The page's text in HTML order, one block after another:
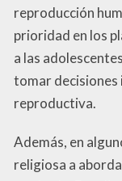
reproducción
prioridad en los
a las
tomar decisiones
reproductiva.
Además, en
religiosa a